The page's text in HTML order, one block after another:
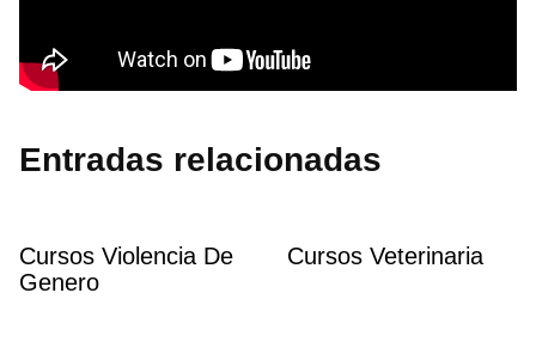
Entradas relacionadas
Cursos Violencia De
Genero
Cursos Veterinaria